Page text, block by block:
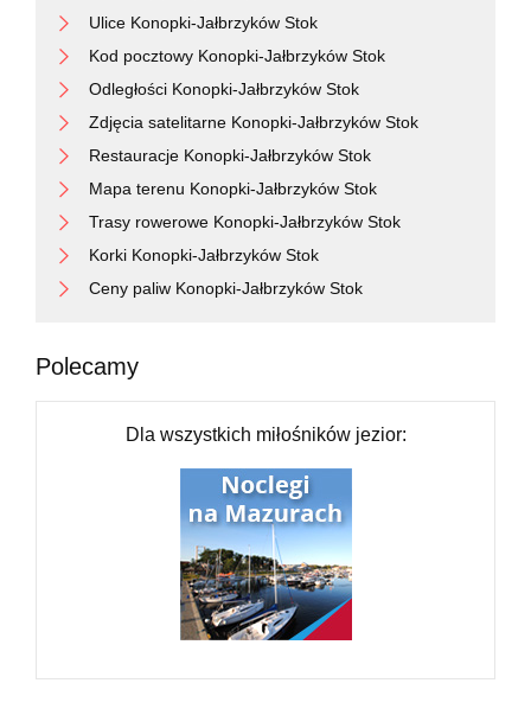
Ulice Konopki-Jałbrzyków Stok
Kod pocztowy Konopki-Jałbrzyków Stok
Odległości Konopki-Jałbrzyków Stok
Zdjęcia satelitarne Konopki-Jałbrzyków Stok
Restauracje Konopki-Jałbrzyków Stok
Mapa terenu Konopki-Jałbrzyków Stok
Trasy rowerowe Konopki-Jałbrzyków Stok
Korki Konopki-Jałbrzyków Stok
Ceny paliw Konopki-Jałbrzyków Stok
Polecamy
Dla wszystkich miłośników jezior: